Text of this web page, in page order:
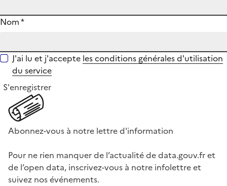
Nom*
J'ai lu et j'accepte les conditions générales d'utilisation
du service
S'enregistrer
Abonnez-vous à notre lettre d'information
Pour ne rien manquer de l’actualité de data.gouv.fr et
de l’open data, inscrivez-vous à notre infolettre et
suivez nos événements.